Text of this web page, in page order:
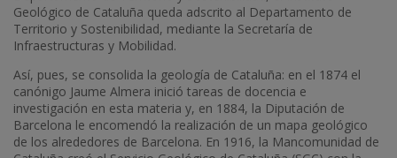
Geológico de Cataluña queda adscrito al Departamento de
Territorio y Sostenibilidad, mediante la Secretaría de
Infraestructuras y Mobilidad.
Así, pues, se consolida la geología de Cataluña: en el 1874 el
canónigo Jaume Almera inició tareas de docencia e
investigación en esta materia y, en 1884, la Diputación de
Barcelona le encomendó la realización de un mapa geológico
de los alrededores de Barcelona. En 1916, la Mancomunidad de